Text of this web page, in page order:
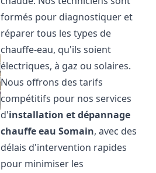
formés pour diagnostiquer et
réparer tous les types de
chauffe-eau, qu'ils soient
électriques, à gaz ou solaires.
Nous offrons des tarifs
compétitifs pour nos services
d'installation et dépannage
chauffe eau Somain, avec des
délais d'intervention rapides
pour minimiser les